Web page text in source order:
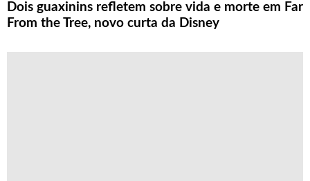
Dois guaxinins refletem sobre vida e morte em Far
From the Tree, novo curta da Disney